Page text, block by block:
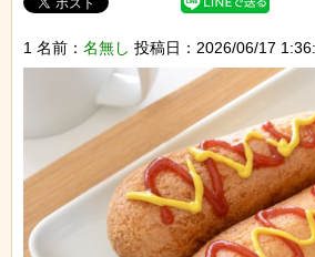
1 名前： 名無し 投稿日：2026/06/17